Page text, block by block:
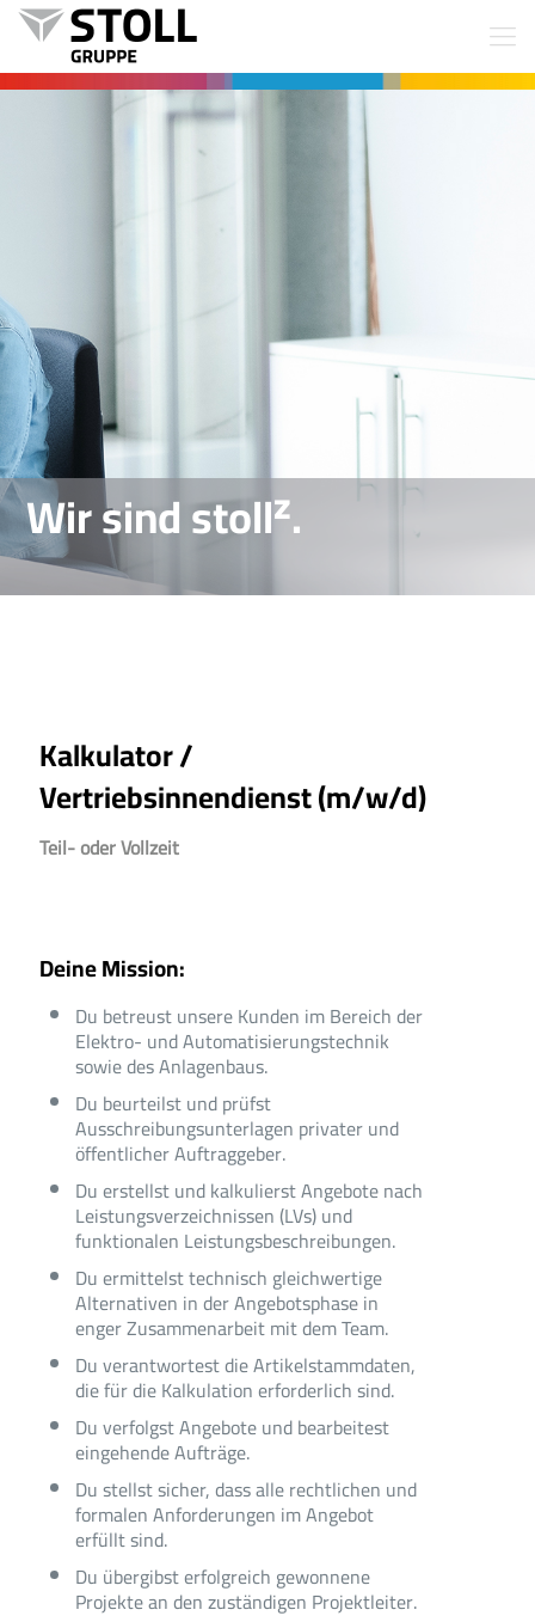
Wir sind stollz.
Kalkulator /
Vertriebsinnendienst (m/w/d)
Teil- oder Vollzeit
Deine Mission:
Du betreust unsere Kunden im Bereich der
Elektro- und Automatisierungstechnik
sowie des Anlagenbaus.
Du beurteilst und prüfst
Ausschreibungsunterlagen privater und
öffentlicher Auftraggeber.
Du erstellst und kalkulierst Angebote nach
Leistungsverzeichnissen (LVs) und
funktionalen Leistungsbeschreibungen.
Du ermittelst technisch gleichwertige
Alternativen in der Angebotsphase in
enger Zusammenarbeit mit dem Team.
Du verantwortest die Artikelstammdaten,
die für die Kalkulation erforderlich sind.
Du verfolgst Angebote und bearbeitest
eingehende Aufträge.
Du stellst sicher, dass alle rechtlichen und
formalen Anforderungen im Angebot
erfüllt sind.
Du übergibst erfolgreich gewonnene
Projekte an den zuständigen Projektleiter.